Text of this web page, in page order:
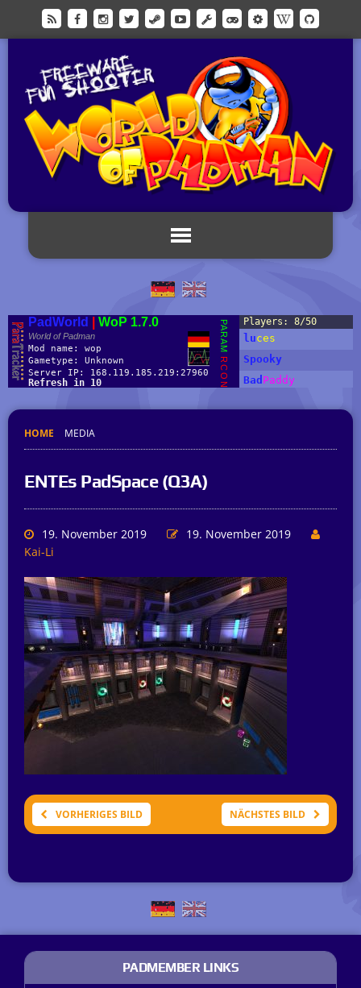
HOME MEDIA
ENTEs PadSpace (Q3A)
19. November 2019
19. November 2019
Kai-Li
VORHERIGES BILD NÄCHSTES BILD
PADMEMBER LINKS